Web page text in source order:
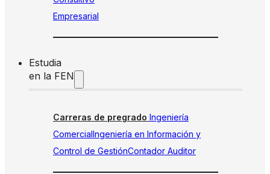
Empresarial
Estudia
en la FEN
Carreras de pregrado Ingeniería
ComercialIngeniería en Información y
Control de GestiónContador Auditor